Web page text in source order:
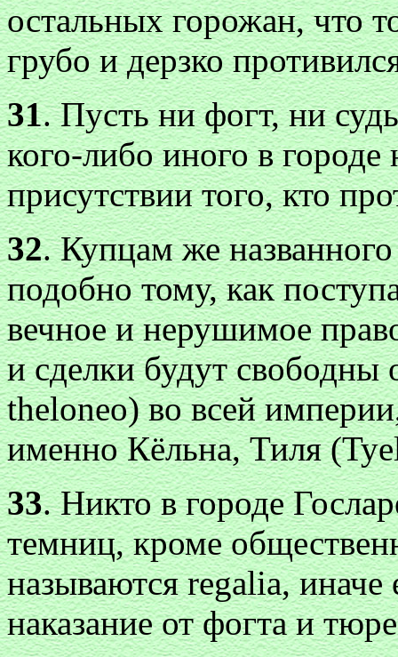
остальных горожан, что
грубо и дерзко
31. Пусть ни фогт, ни
кого-либо иного в городе
присутствии того, кто
32. Купцам же
подобно тому, как
вечное и нерушимое
и сделки будут свободны
theloneo) во всей
именно Кёльна, Тиля
33. Никто в городе
темниц, кроме
называются regalia,
наказание от фогта и